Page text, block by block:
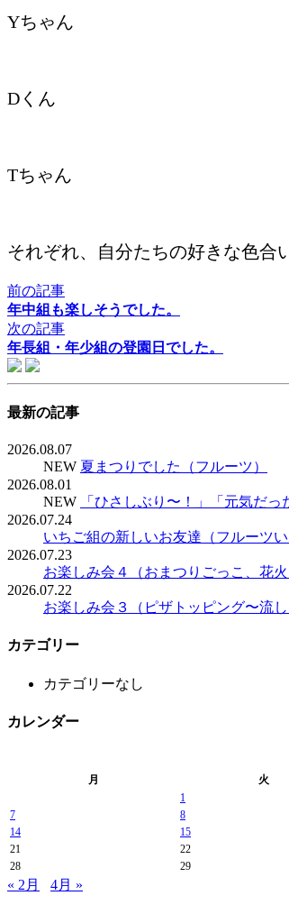
Yちゃん
Dくん
Tちゃん
それぞれ、自分たちの好きな色合
前の記事
年中組も楽しそうでした。
次の記事
年長組・年少組の登園日でした。
最新の記事
2026.08.07
NEW 夏まつりでした（フルーツ）
2026.08.01
NEW
「ひさしぶり〜！」「元気だ
2026.07.24
いちご組の新しいお友達（フルーツい
2026.07.23
お楽しみ会４（おまつりごっこ、花火
2026.07.22
お楽しみ会３（ピザトッピング〜流し
カテゴリー
カテゴリーなし
カレンダー
月 火
1
7
8
14
15
21
22
28
29
« 2月 4月 »